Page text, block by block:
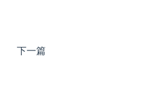
下一篇